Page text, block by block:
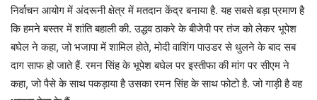
निर्वाचन आयोग में अंदरूनी क्षेत्र में मतदान केंद्र बनाया है. यह सबसे बड़ा प्रमाण है
कि हमने बस्तर में शांति बहाली की. उद्धव ठाकरे के बीजेपी पर तंज को लेकर भूपेश
बघेल ने कहा, जो भजापा में शामिल होते, मोदी वाशिंग पाउडर से धुलने के बाद सब
दाग साफ हो जाते हैं. रमन सिंह के भूपेश बघेल पर इस्तीफा की मांग पर सीएम ने
कहा, जो पैसे के साथ पकड़ाया है उसका रमन सिंह के साथ फोटो है. जो गाड़ी है वह